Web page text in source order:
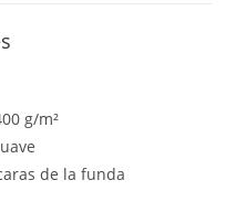
g/m²
de la funda